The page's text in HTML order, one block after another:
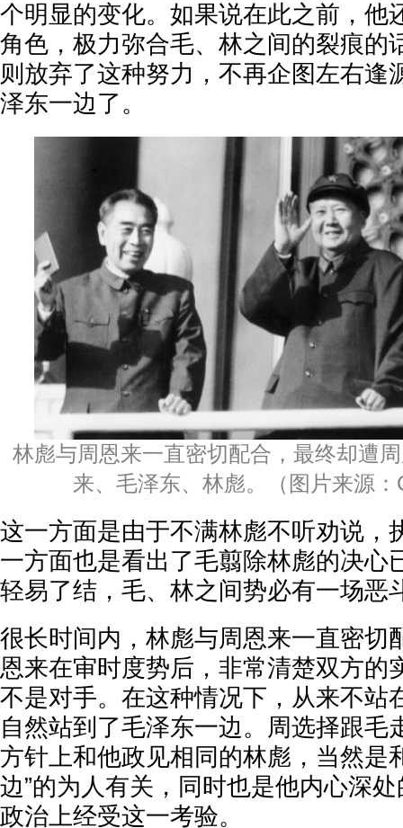
个明显的变化。如果说在此之前，他
角色，极力弥合毛、林之间的裂痕的
则放弃了这种努力，不再企图左右逢
泽东一边了。
林彪与周恩来一直密切配合，最终却遭
来、毛泽东、林彪。（图片来源
这一方面是由于不满林彪不听劝说，
一方面也是看出了毛翦除林彪的决心
轻易了结，毛、林之间势必有一场恶
很长时间内，林彪与周恩来一直密切
恩来在审时度势后，非常清楚双方的
不是对手。在这种情况下，从来不站
自然站到了毛泽东一边。周选择跟毛
方针上和他政见相同的林彪，当然是
边”的为人有关，同时也是他内心深
政治上经受这一考验。